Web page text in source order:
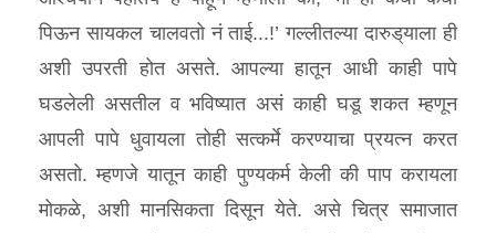
पिऊन सायकल चालवतो नं ताई...!’ गल्लीतल्या दारुड्‌याला ही
अशी उपरती होत असते. आपल्या हातून आधी काही पापे
घडलेली असतील व भविष्यात असं काही घडू शकत म्हणून
आपली पापे धुवायला तोही सत्कर्मे करण्याचा प्रयत्न करत
असतो. म्हणजे यातून काही पुण्यकर्म केली की पाप करायला
मोकळे, अशी मानसिकता दिसून येते. असे चित्र समाजात